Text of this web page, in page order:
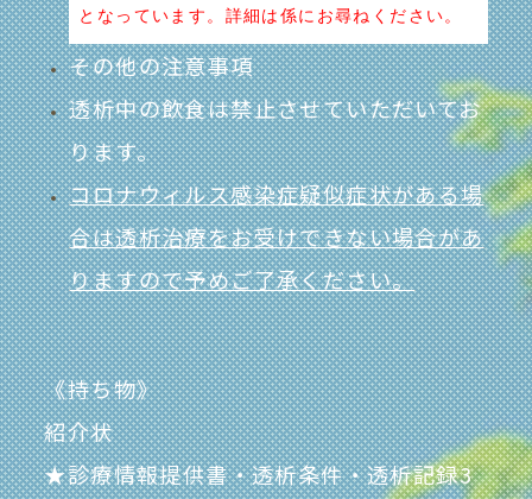
となっています。詳細は係にお尋ねください。
その他の注意事項
透析中の飲食は禁止させていただいてお
ります。
コロナウィルス感染症疑似症状がある場
合は透析治療をお受けできない場合があ
りますので予めご了承ください。
《持ち物》
紹介状
★診療情報提供書・透析条件・透析記録3